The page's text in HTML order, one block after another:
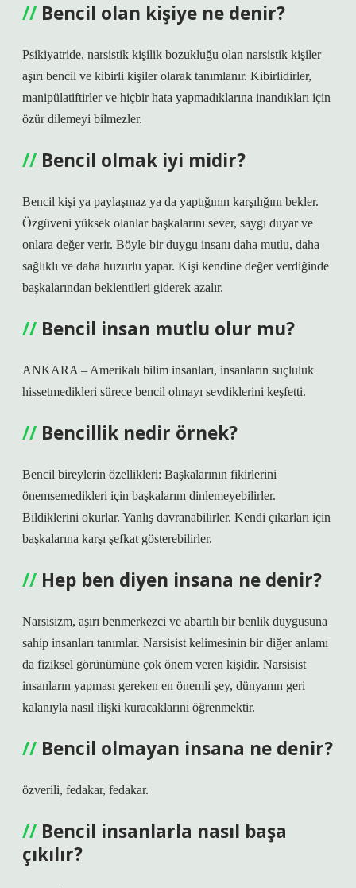
Bencil olan kişiye ne denir?
Psikiyatride, narsistik kişilik bozukluğu olan narsistik kişiler
aşırı bencil ve kibirli kişiler olarak tanımlanır. Kibirlidirler,
manipülatiftirler ve hiçbir hata yapmadıklarına inandıkları için
özür dilemeyi bilmezler.
Bencil olmak iyi midir?
Bencil kişi ya paylaşmaz ya da yaptığının karşılığını bekler.
Özgüveni yüksek olanlar başkalarını sever, saygı duyar ve
onlara değer verir. Böyle bir duygu insanı daha mutlu, daha
sağlıklı ve daha huzurlu yapar. Kişi kendine değer verdiğinde
başkalarından beklentileri giderek azalır.
Bencil insan mutlu olur mu?
ANKARA – Amerikalı bilim insanları, insanların suçluluk
hissetmedikleri sürece bencil olmayı sevdiklerini keşfetti.
Bencillik nedir örnek?
Bencil bireylerin özellikleri: Başkalarının fikirlerini
önemsemedikleri için başkalarını dinlemeyebilirler.
Bildiklerini okurlar. Yanlış davranabilirler. Kendi çıkarları için
başkalarına karşı şefkat gösterebilirler.
Hep ben diyen insana ne denir?
Narsisizm, aşırı benmerkezci ve abartılı bir benlik duygusuna
sahip insanları tanımlar. Narsisist kelimesinin bir diğer anlamı
da fiziksel görünümüne çok önem veren kişidir. Narsisist
insanların yapması gereken en önemli şey, dünyanın geri
kalanıyla nasıl ilişki kuracaklarını öğrenmektir.
Bencil olmayan insana ne denir?
özverili, fedakar, fedakar.
Bencil insanlarla nasıl başa
çıkılır?